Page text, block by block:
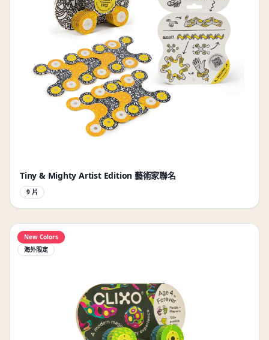
Tiny & Mighty Artist Edition 藝術家聯名
9 片
New Colors
海外限定